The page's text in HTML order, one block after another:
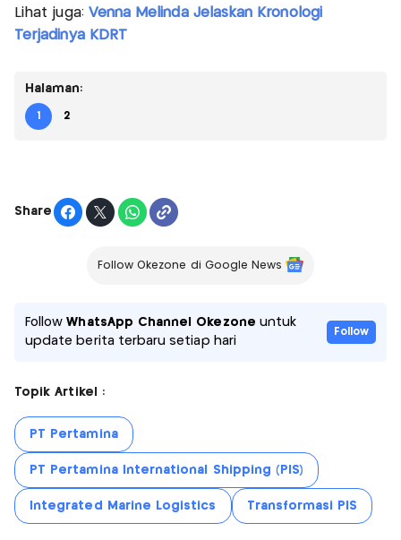
Lihat juga: Venna Melinda Jelaskan Kronologi
Terjadinya KDRT
Halaman:
1 2
Share
Follow Okezone di Google News
FollowWhatsApp Channel Okezone untuk
update berita terbaru setiap hari
Follow
Topik Artikel :
PT Pertamina
PT Pertamina International Shipping (PIS)
Integrated Marine Logistics Transformasi PIS